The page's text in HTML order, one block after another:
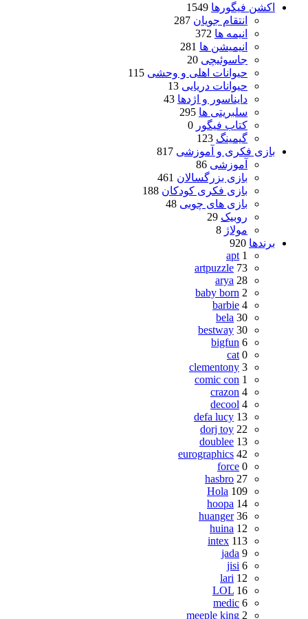
اکشن فیگورها 1549
انتقام جویان 287
انیمه ها 372
انیمیشن ها 281
جاسوئیچی 20
حیوانات اهلی و وحشی 115
حیوانات دریایی 13
دایناسور و اژدها 43
سلبریتی ها 295
کتاب فیگور 0
گیمینگ 123
بازی فکری و آموزشی 817
آموزشی 86
بازی بزرگسالان 461
بازی فکری کودکان 188
بازی های چوبی 48
روبیک 29
مولاژ 8
برندها 920
apt 1
artpuzzle 73
arya 28
baby born 2
barbie 4
bela 30
bestway 30
bigfun 6
cat 0
clementony 3
comic con 1
crazon 4
decool 4
defa lucy 13
dorj toy 22
doublee 13
eurographics 42
force 0
hasbro 27
Hola 109
hoopa 14
huanger 36
huina 12
intex 113
jada 9
jisi 6
lari 12
LOL 16
medic 6
meeple king 2